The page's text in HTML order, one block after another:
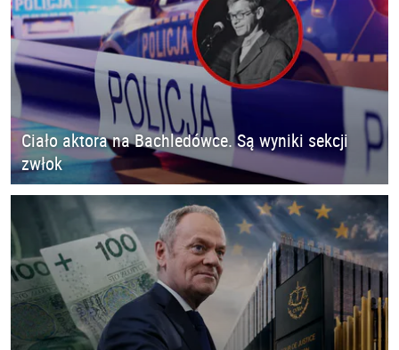
Ciało aktora na Bachledówce. Są wyniki sekcji
zwłok